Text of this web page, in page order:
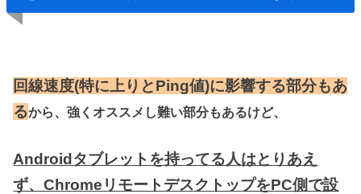
回線速度(特に上りとPing値)に影響する部分もあ
るから、強くオススメし難い部分もあるけど、
Androidタブレットを持ってる人はとりあえ
ず、ChromeリモートデスクトップをPC側で設